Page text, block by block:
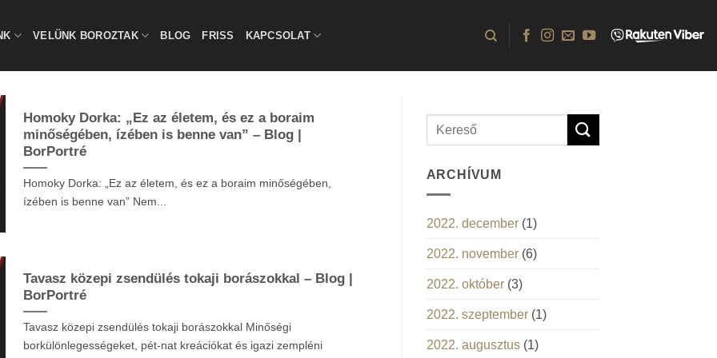
VELÜNK BOROZTAK BLOG FRISS KAPCSOLAT
Homoky Dorka: „Ez az életem, és ez a boraim
minőségében, ízében is benne van” – Blog |
BorPortré
Homoky Dorka: „Ez az életem, és ez a boraim minőségében,
ízében is benne van” Nem...
Tavasz közepi zsendülés tokaji borászokkal – Blog |
BorPortré
Tavasz közepi zsendülés tokaji borászokkal Minőségi
borkülönlegességeket, pét-nat kreációkat és igazi zempléni
ARCHÍVUM
2022. december(1)
2022. november(6)
2022. október(3)
2022. szeptember(1)
2022. augusztus(1)